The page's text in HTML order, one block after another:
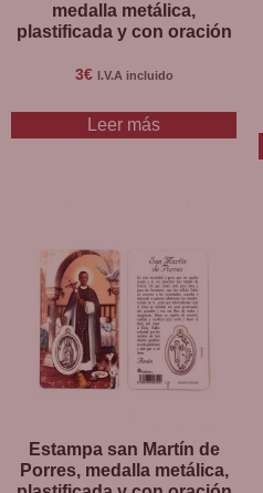
medalla metálica,
plastificada y con oración
3€ I.V.A incluido
Leer más
Estampa san Martín de
Porres, medalla metálica,